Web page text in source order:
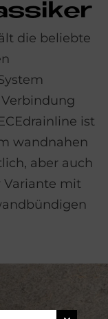
die beliebte
ist
wandnahen
aber auch
Variante mit